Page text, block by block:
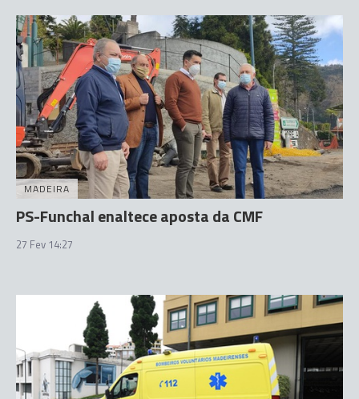
MADEIRA
PS-Funchal enaltece aposta da CMF
27 Fev 14:27